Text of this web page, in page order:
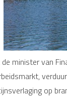
minister van
op